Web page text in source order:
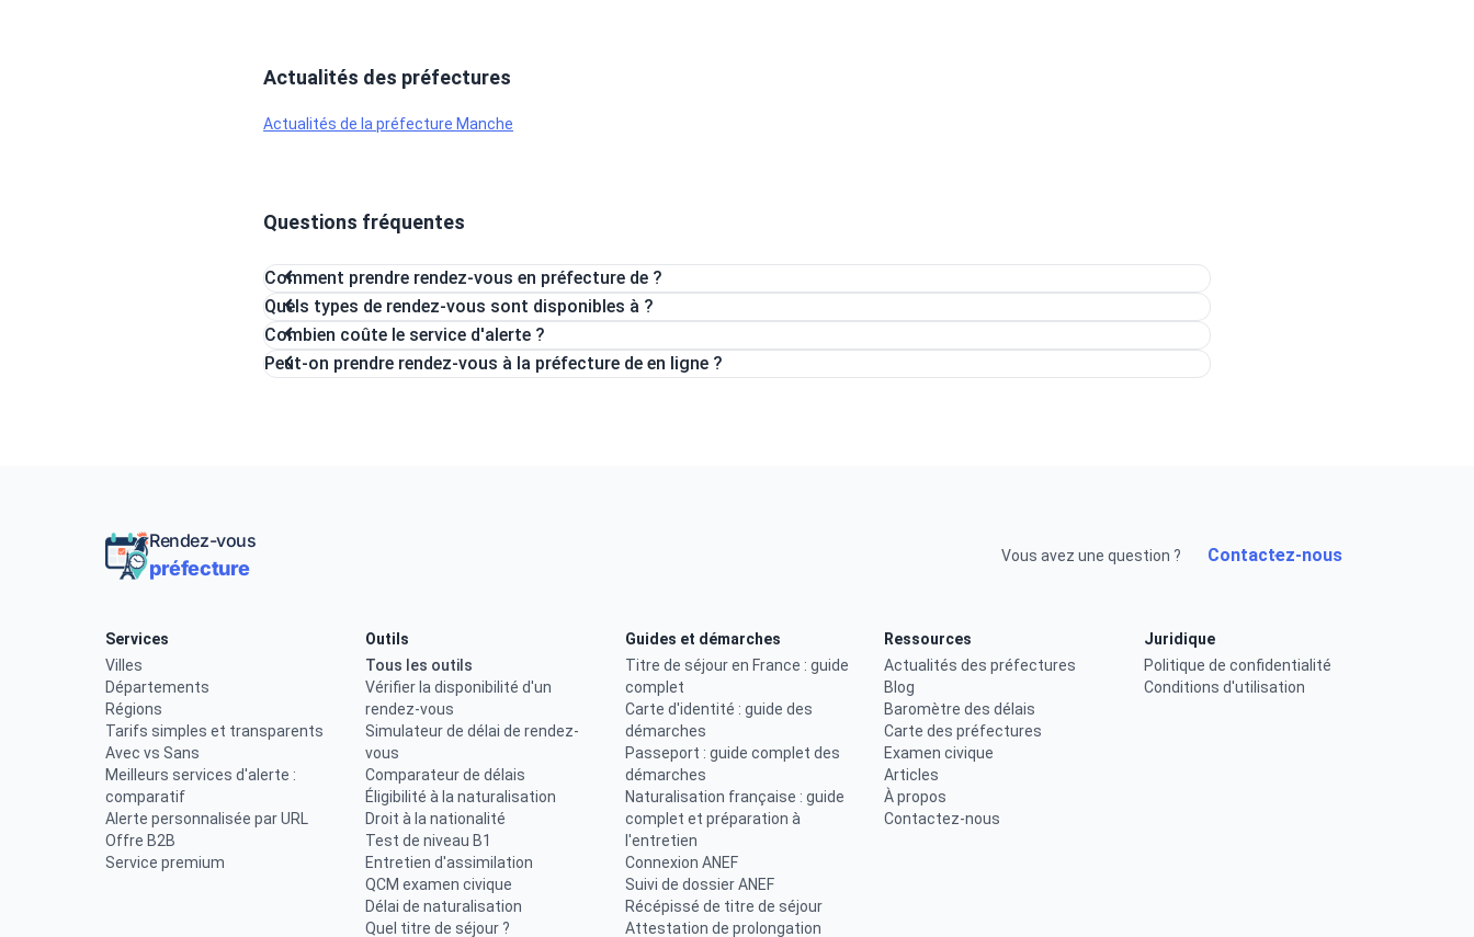
Actualités des préfectures
Actualités de la préfecture Manche
Questions fréquentes
Comment prendre rendez-vous en préfecture de ?
Quels types de rendez-vous sont disponibles à ?
Combien coûte le service d'alerte ?
Peut-on prendre rendez-vous à la préfecture de en ligne ?
Rendez-vous
préfecture
Vous avez une question ? Contactez-nous
Services
Villes
Départements
Régions
Tarifs simples et transparents
Avec vs Sans
Meilleurs services d'alerte :
comparatif
Alerte personnalisée par URL
Offre B2B
Service premium
Outils
Tous les outils
Vérifier la disponibilité d'un
rendez-vous
Simulateur de délai de rendez-
vous
Comparateur de délais
Éligibilité à la naturalisation
Droit à la nationalité
Test de niveau B1
Entretien d'assimilation
QCM examen civique
Délai de naturalisation
Quel titre de séjour ?
Guides et démarches
Titre de séjour en France : guide
complet
Carte d'identité : guide des
démarches
Passeport : guide complet des
démarches
Naturalisation française : guide
complet et préparation à
l'entretien
Connexion ANEF
Suivi de dossier ANEF
Récépissé de titre de séjour
Attestation de prolongation
Ressources
Actualités des préfectures
Blog
Baromètre des délais
Carte des préfectures
Examen civique
Articles
À propos
Contactez-nous
Juridique
Politique de confidentialité
Conditions d'utilisation